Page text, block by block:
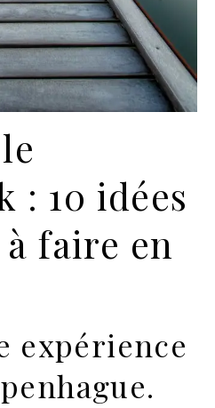
: 10 idées
faire en
expérience